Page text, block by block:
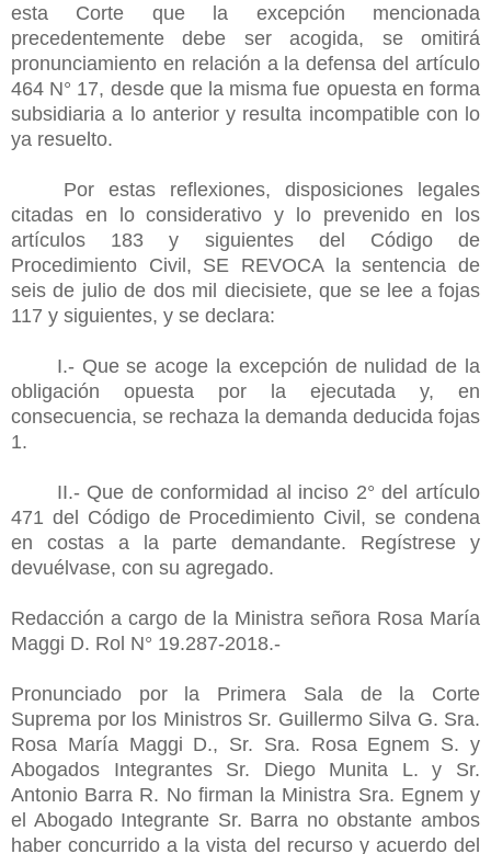
esta Corte que la excepción mencionada
precedentemente debe ser acogida, se omitirá
pronunciamiento en relación a la defensa del artículo
464 N° 17, desde que la misma fue opuesta en forma
subsidiaria a lo anterior y resulta incompatible con lo
ya resuelto.
Por estas reflexiones, disposiciones legales
citadas en lo considerativo y lo prevenido en los
artículos 183 y siguientes del Código de
Procedimiento Civil, SE REVOCA la sentencia de
seis de julio de dos mil diecisiete, que se lee a fojas
117 y siguientes, y se declara:
I.- Que se acoge la excepción de nulidad de la
obligación opuesta por la ejecutada y, en
consecuencia, se rechaza la demanda deducida fojas
1.
II.- Que de conformidad al inciso 2° del artículo
471 del Código de Procedimiento Civil, se condena
en costas a la parte demandante. Regístrese y
devuélvase, con su agregado.
Redacción a cargo de la Ministra señora Rosa María
Maggi D. Rol N° 19.287-2018.-
Pronunciado por la Primera Sala de la Corte
Suprema por los Ministros Sr. Guillermo Silva G. Sra.
Rosa María Maggi D., Sr. Sra. Rosa Egnem S. y
Abogados Integrantes Sr. Diego Munita L. y Sr.
Antonio Barra R. No firman la Ministra Sra. Egnem y
el Abogado Integrante Sr. Barra no obstante ambos
haber concurrido a la vista del recurso y acuerdo del